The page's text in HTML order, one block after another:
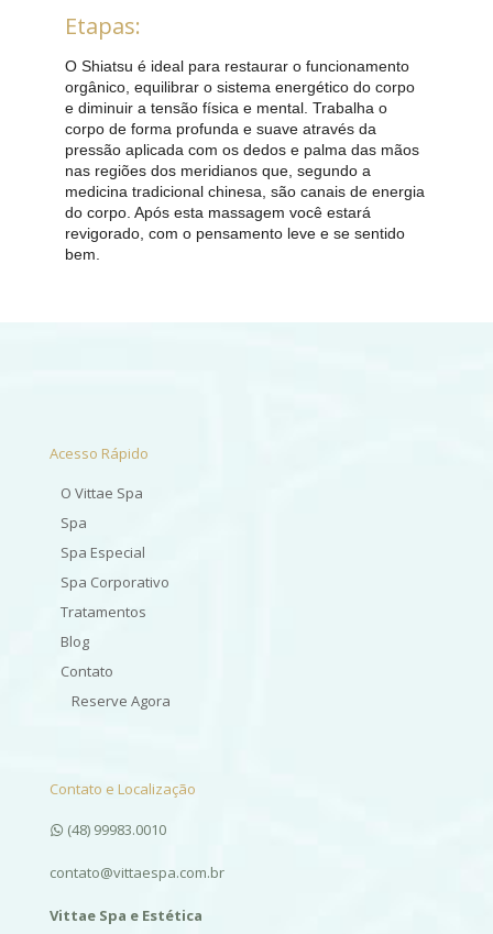
Etapas:
O Shiatsu é ideal para restaurar o funcionamento
orgânico, equilibrar o sistema energético do corpo
e diminuir a tensão física e mental. Trabalha o
corpo de forma profunda e suave através da
pressão aplicada com os dedos e palma das mãos
nas regiões dos meridianos que, segundo a
medicina tradicional chinesa, são canais de energia
do corpo. Após esta massagem você estará
revigorado, com o pensamento leve e se sentido
bem.
Acesso Rápido
O Vittae Spa
Spa
Spa Especial
Spa Corporativo
Tratamentos
Blog
Contato
Reserve Agora
Contato e Localização
(48) 99983.0010
contato@vittaespa.com.br
Vittae Spa e Estética